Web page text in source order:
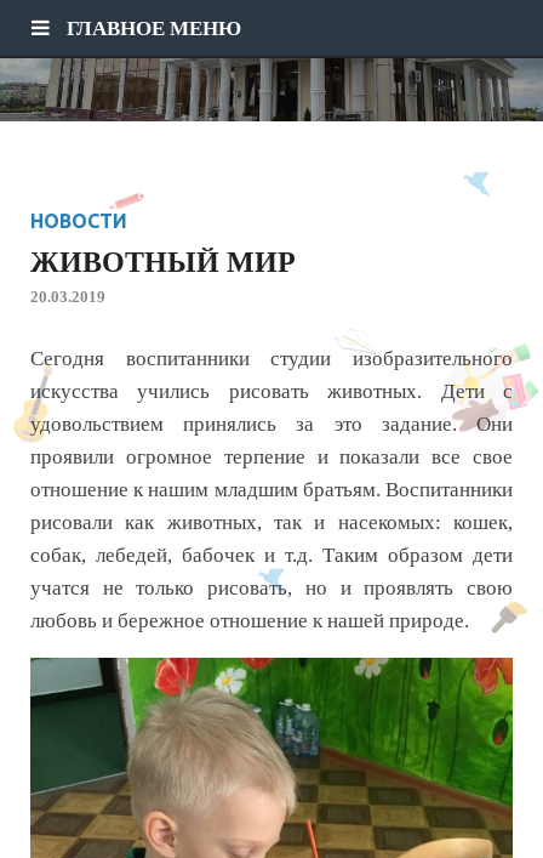
ГЛАВНОЕ МЕНЮ
НОВОСТИ
ЖИВОТНЫЙ МИР
20.03.2019
Сегодня воспитанники студии изобразительного
искусства учились рисовать животных. Дети с
удовольствием принялись за это задание. Они
проявили огромное терпение и показали все свое
отношение к нашим младшим братьям. Воспитанники
рисовали как животных, так и насекомых: кошек,
собак, лебедей, бабочек и т.д. Таким образом дети
учатся не только рисовать, но и проявлять свою
любовь и бережное отношение к нашей природе.